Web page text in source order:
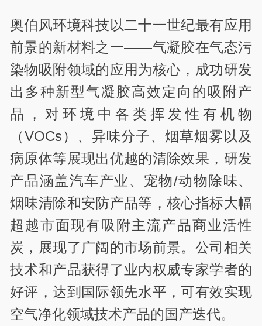
奥伯风环境科技以二十一世纪最有应用
前景的新材料之一——气凝胶在气态污
染物吸附领域的应用为核心，成功研发
出多种新型气凝胶高效定向的吸附产
品，对环境中各类挥发性有机物
（VOCs）、异味分子、烟草烟雾以及
病原体等展现出优越的清除效果，研发
产品涵盖汽车产业、宠物/动物除味、
烟味清除和安防产品等，核心指标大幅
超越市面现有吸附主流产品商业活性
炭，展现了广阔的市场前景。公司相关
技术和产品获得了业内权威专家学者的
好评，达到国际领先水平，可有效实现
空气净化领域技术产品的国产迭代。